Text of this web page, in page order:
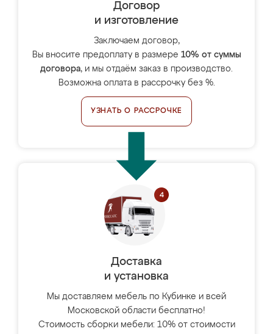
Договор
и изготовление
Заключаем договор,
Вы вносите предоплату в размере 10% от суммы
договора, и мы отдаём заказ в производство.
Возможна оплата в рассрочку без %.
УЗНАТЬ О РАССРОЧКЕ
Доставка
и установка
Мы доставляем мебель по Кубинке и всей
Московской области бесплатно!
Стоимость сборки мебели: 10% от стоимости